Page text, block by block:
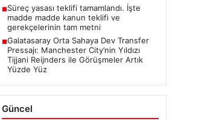
■Süreç yasası teklifi tamamlandı. İşte
madde madde kanun teklifi ve
gerekçelerinin tam metni
■Galatasaray Orta Sahaya Dev Transfer
Pressajı: Manchester City’nin Yıldızı
Tijjani Reijnders ile Görüşmeler Artık
Yüzde Yüz
Güncel